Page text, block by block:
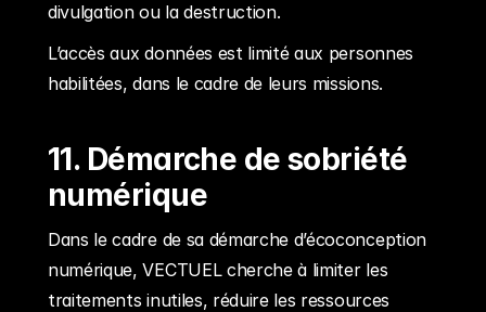
divulgation ou la destruction.
L’accès aux données est limité aux personnes
habilitées, dans le cadre de leurs missions.
11. Démarche de sobriété
numérique
Dans le cadre de sa démarche d’écoconception
numérique, VECTUEL cherche à limiter les
traitements inutiles, réduire les ressources